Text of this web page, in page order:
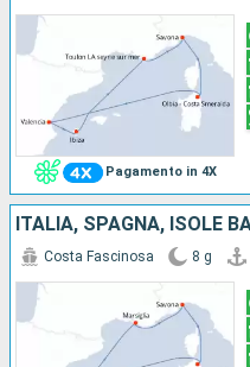
Pagamento in 4X
Costa Fascinosa 8 g